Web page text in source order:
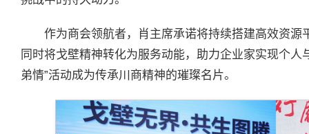
作为商会领航者，肖主席承诺将持续搭建高效资
同时将戈壁精神转化为服务动能，助力企业家实现个
弟情”活动成为传承川商精神的璀璨名片。